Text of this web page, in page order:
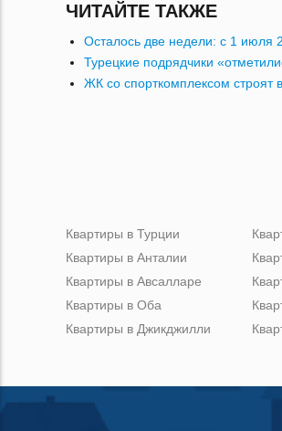
ЧИТАЙТЕ ТАКЖЕ
Осталось две недели: с 1 июля
Турецкие подрядчики
ЖК со спорткомплексом строят
Квартиры в Турции
Квартиры в Анталии
Квартиры в Авсалларе
Квартиры в Оба
Квартиры в Джикджилли